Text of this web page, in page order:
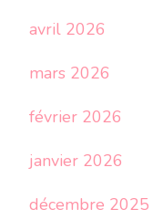
avril 2026
mars 2026
février 2026
janvier 2026
décembre 2025